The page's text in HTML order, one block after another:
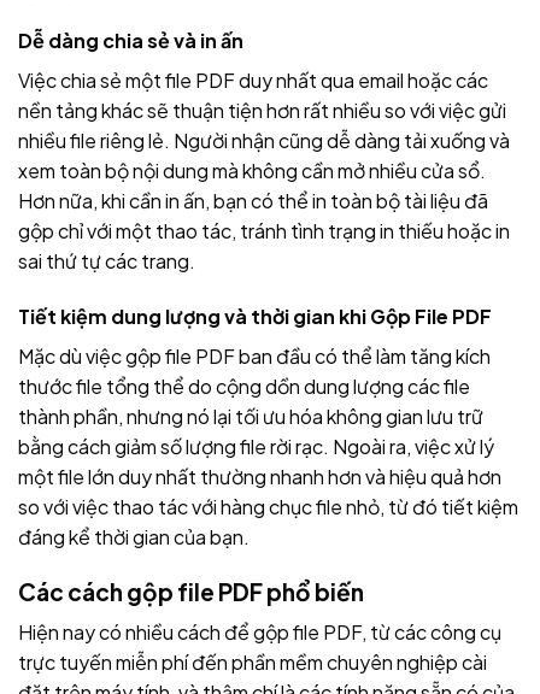
Dễ dàng chia sẻ và in ấn
Việc chia sẻ một file PDF duy nhất qua email hoặc các
nền tảng khác sẽ thuận tiện hơn rất nhiều so với việc gửi
nhiều file riêng lẻ. Người nhận cũng dễ dàng tải xuống và
xem toàn bộ nội dung mà không cần mở nhiều cửa sổ.
Hơn nữa, khi cần in ấn, bạn có thể in toàn bộ tài liệu đã
gộp chỉ với một thao tác, tránh tình trạng in thiếu hoặc in
sai thứ tự các trang.
Tiết kiệm dung lượng và thời gian khi Gộp File PDF
Mặc dù việc gộp file PDF ban đầu có thể làm tăng kích
thước file tổng thể do cộng dồn dung lượng các file
thành phần, nhưng nó lại tối ưu hóa không gian lưu trữ
bằng cách giảm số lượng file rời rạc. Ngoài ra, việc xử lý
một file lớn duy nhất thường nhanh hơn và hiệu quả hơn
so với việc thao tác với hàng chục file nhỏ, từ đó tiết kiệm
đáng kể thời gian của bạn.
Các cách gộp file PDF phổ biến
Hiện nay có nhiều cách để gộp file PDF, từ các công cụ
trực tuyến miễn phí đến phần mềm chuyên nghiệp cài